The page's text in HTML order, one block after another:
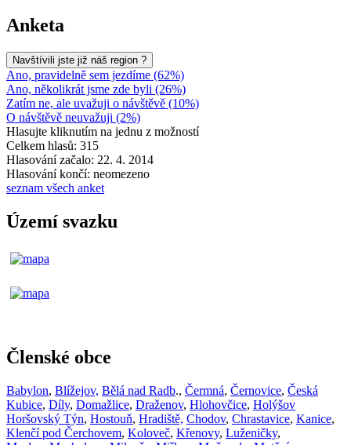
Anketa
Navštívili jste již náš region ?
Ano, pravidelně sem jezdíme (62%)
Ano, několikrát jsme zde byli (26%)
Zatím ne, ale uvažuji o návštěvě (10%)
O návštěvě neuvažuji (2%)
Hlasujte kliknutím na jednu z možností
Celkem hlasů: 315
Hlasování začalo: 22. 4. 2014
Hlasování končí: neomezeno
seznam všech anket
Území svazku
Členské obce
Babylon, Blížejov, Bělá nad Radb., Čermná, Černovice, Česká
Kubice, Díly, Domažlice, Draženov, Hlohovčice, Holýšov
Horšovský Týn, Hostouň, Hradiště, Chodov, Chrastavice, Kanice,
Klenčí pod Čerchovem, Koloveč, Křenovy, Luženičky,